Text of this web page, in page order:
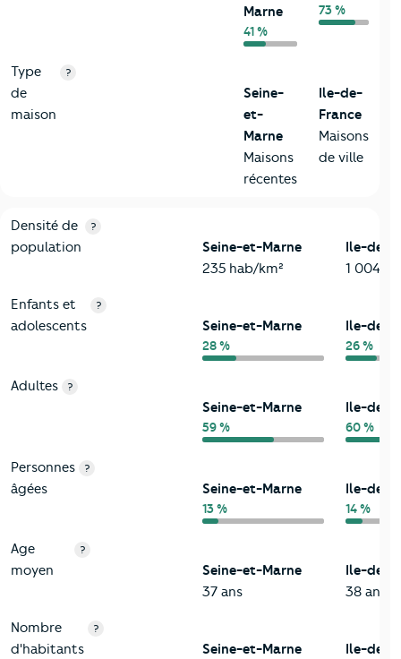
Marne
41 %
73 %
Type
de
maison
?
Seine-
et-
Marne
Maisons
récentes
Ile-de-
France
Maisons
de ville
2-Habitants
Critères Seine-et-Marne
Densité de
population
?
Seine-et-Marne
235 hab/km²
Ile-de-
1 004
Enfants et
adolescents
?
Seine-et-Marne
28 %
Ile-de-
26 %
Adultes ?
Seine-et-Marne
59 %
Ile-de-
60 %
Personnes
âgées
?
Seine-et-Marne
13 %
Ile-de-
14 %
Age
moyen
?
Seine-et-Marne
37 ans
Ile-de-
38 ans
Nombre
d'habitants
?
Seine-et-Marne
Ile-de-